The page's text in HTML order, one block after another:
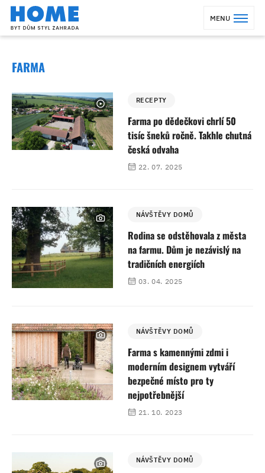
MENU
FARMA
RECEPTY
Farma po dědečkovi chrlí 50
tisíc šneků ročně. Takhle chutná
česká odvaha
22. 07. 2025
NÁVŠTĚVY DOMŮ
Rodina se odstěhovala z města
na farmu. Dům je nezávislý na
tradičních energiích
03. 04. 2025
NÁVŠTĚVY DOMŮ
Farma s kamennými zdmi i
moderním designem vytváří
bezpečné místo pro ty
nejpotřebnější
21. 10. 2023
NÁVŠTĚVY DOMŮ